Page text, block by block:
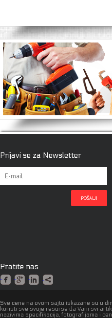
Prijavi se za Newsletter
Pratite nas
Sve cene na ovom sajtu iskazane su u
koristi sve svoje resurse da Vam svi
nazivima specifikacija, fotografijama i